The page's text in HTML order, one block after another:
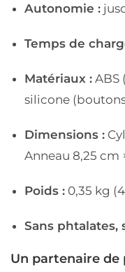
Autonomie :
Temps de
Matériaux : ABS
silicone
Dimensions :
Anneau 8,25 cm
Poids : 0,35 kg
Sans phtalates,
Un partenaire